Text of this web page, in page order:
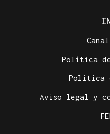
Política
Política
Aviso legal y